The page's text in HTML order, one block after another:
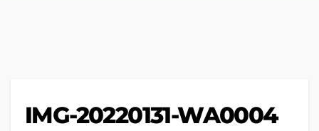
IMG-20220131-WA0004